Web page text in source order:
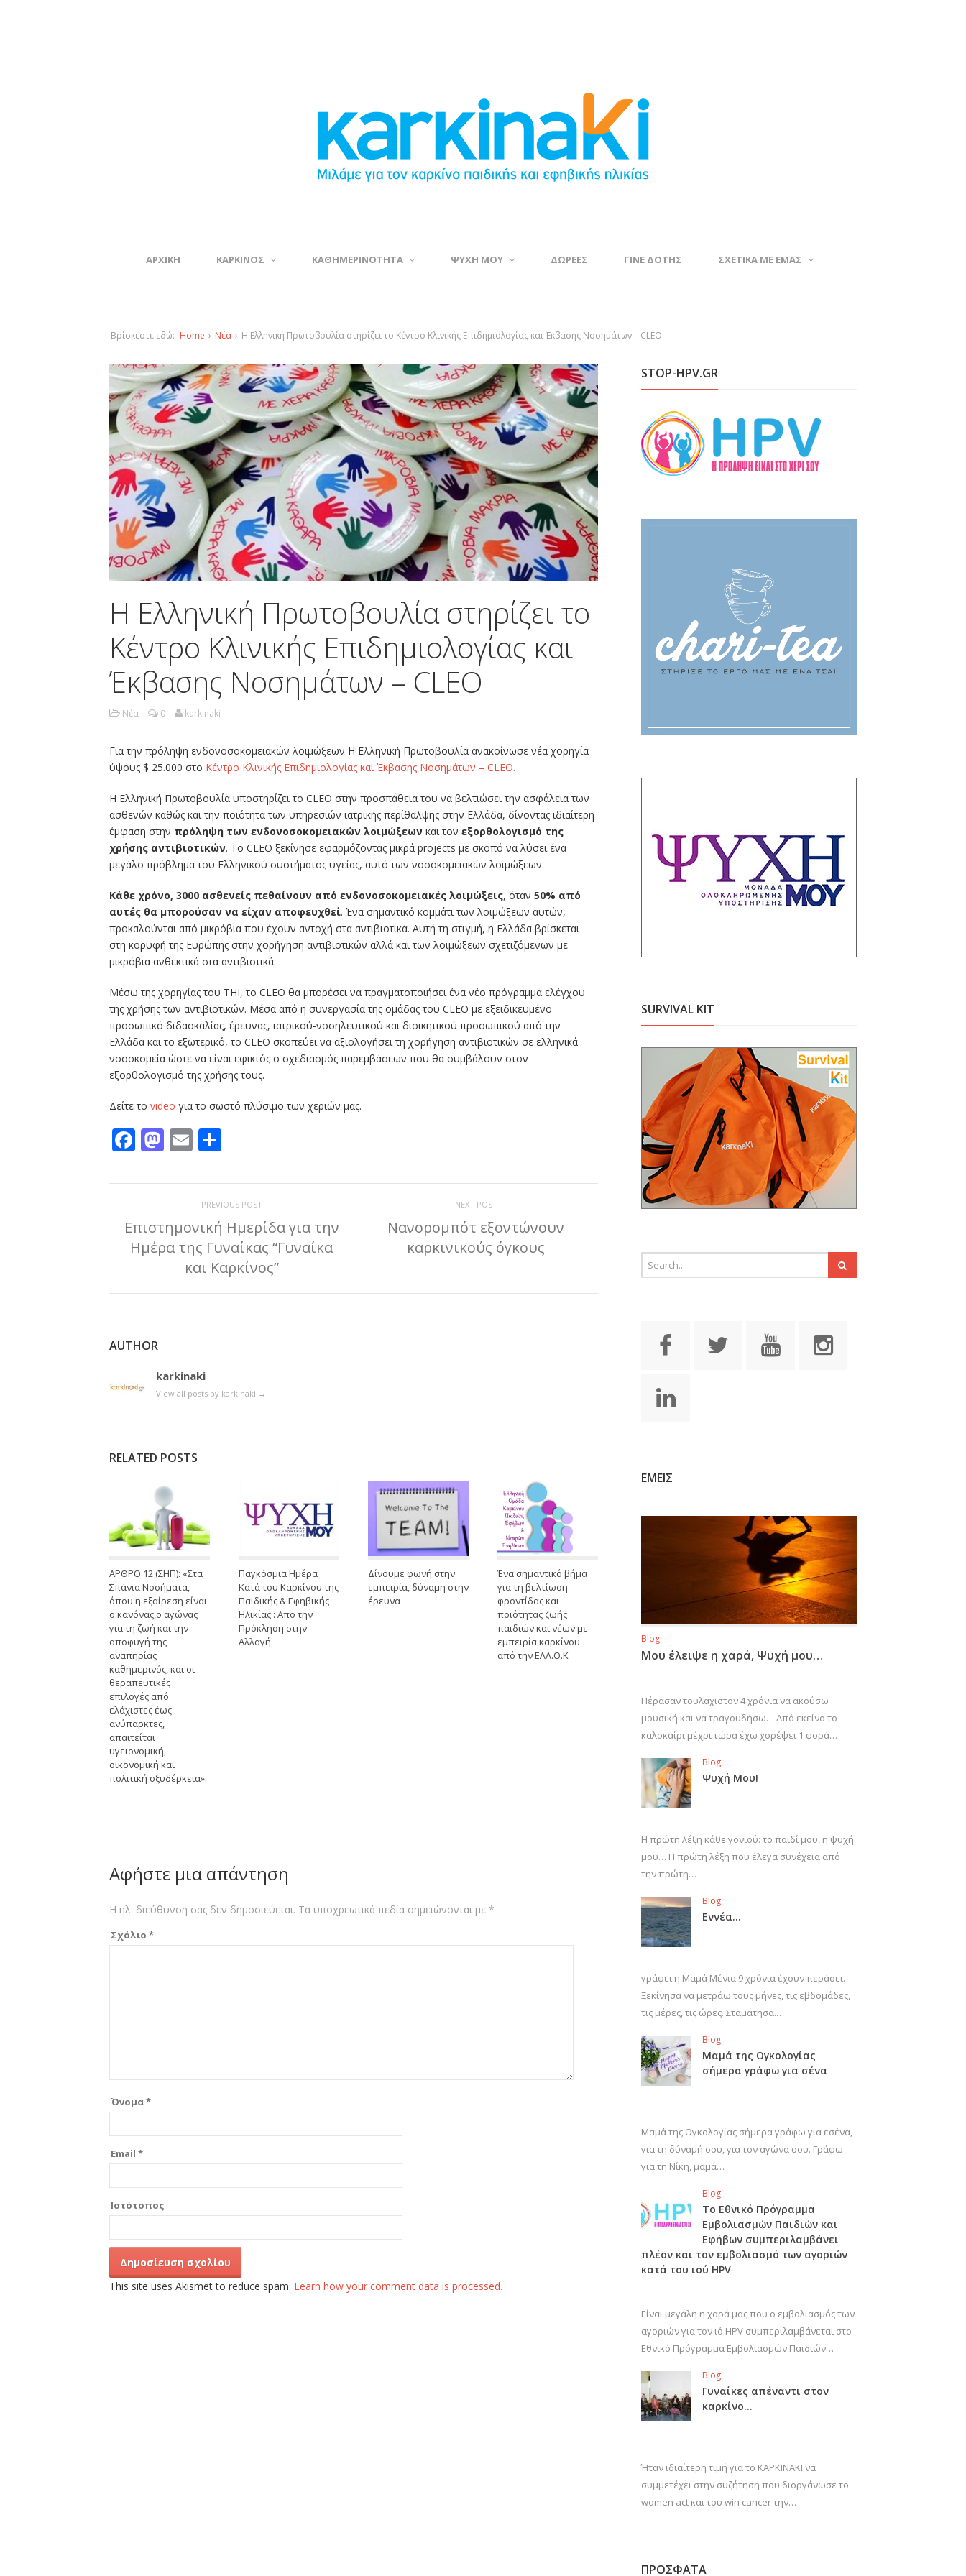
ΑΡΧΙΚΗ ΚΑΡΚΙΝΟΣ ΚΑΘΗΜΕΡΙΝΟΤΗΤΑ ΨΥΧΗ ΜΟΥ ΔΩΡΕΕΣ ΓΙΝΕ ΔΟΤΗΣ ΣΧΕΤΙΚΑ ΜΕ ΕΜΑΣ
Βρίσκεστε εδώ: Home › Νέα › Η Ελληνική Πρωτοβουλία στηρίζει το Κέντρο Κλινικής Επιδημιολογίας και Έκβασης Νοσημάτων – CLEO
Η Ελληνική Πρωτοβουλία στηρίζει το
Κέντρο Κλινικής Επιδημιολογίας και
Έκβασης Νοσημάτων – CLEO
Νέα 0 karkinaki
Για την πρόληψη ενδονοσοκομειακών λοιμώξεων Η Ελληνική Πρωτοβουλία ανακοίνωσε νέα χορηγία
ύψους $ 25.000 στο Κέντρο Κλινικής Επιδημιολογίας και Έκβασης Νοσημάτων – CLEO.
Η Ελληνική Πρωτοβουλία υποστηρίζει το CLEO στην προσπάθεια του να βελτιώσει την ασφάλεια των
ασθενών καθώς και την ποιότητα των υπηρεσιών ιατρικής περίθαλψης στην Ελλάδα, δίνοντας ιδιαίτερη
έμφαση στην πρόληψη των ενδονοσοκομειακών λοιμώξεων και τον εξορθολογισμό της
χρήσης αντιβιοτικών. Το CLEO ξεκίνησε εφαρμόζοντας μικρά projects με σκοπό να λύσει ένα
μεγάλο πρόβλημα του Ελληνικού συστήματος υγείας, αυτό των νοσοκομειακών λοιμώξεων.
Κάθε χρόνο, 3000 ασθενείς πεθαίνουν από ενδονοσοκομειακές λοιμώξεις, όταν 50% από
αυτές θα μπορούσαν να είχαν αποφευχθεί. Ένα σημαντικό κομμάτι των λοιμώξεων αυτών,
προκαλούνται από μικρόβια που έχουν αντοχή στα αντιβιοτικά. Αυτή τη στιγμή, η Ελλάδα βρίσκεται
στη κορυφή της Ευρώπης στην χορήγηση αντιβιοτικών αλλά και των λοιμώξεων σχετιζόμενων με
μικρόβια ανθεκτικά στα αντιβιοτικά.
Μέσω της χορηγίας του ΤΗΙ, το CLEO θα μπορέσει να πραγματοποιήσει ένα νέο πρόγραμμα ελέγχου
της χρήσης των αντιβιοτικών. Μέσα από η συνεργασία της ομάδας του CLEO με εξειδικευμένο
προσωπικό διδασκαλίας, έρευνας, ιατρικού-νοσηλευτικού και διοικητικού προσωπικού από την
Ελλάδα και το εξωτερικό, το CLEO σκοπεύει να αξιολογήσει τη χορήγηση αντιβιοτικών σε ελληνικά
νοσοκομεία ώστε να είναι εφικτός ο σχεδιασμός παρεμβάσεων που θα συμβάλουν στον
εξορθολογισμό της χρήσης τους.
Δείτε το video για το σωστό πλύσιμο των χεριών μας.
Facebook
Mastodon
Email
PREVIOUS POST
Επιστημονική Ημερίδα για την
Ημέρα της Γυναίκας “Γυναίκα
και Καρκίνος”
NEXT POST
Νανορομπότ εξοντώνουν
καρκινικούς όγκους
AUTHOR
karkinaki
View all posts by karkinaki →
RELATED POSTS
ΑΡΘΡΟ 12 (ΣΗΠ): «Στα
Σπάνια Νοσήματα,
όπου η εξαίρεση είναι
ο κανόνας,ο αγώνας
για τη ζωή και την
αποφυγή της
αναπηρίας
καθημερινός, και οι
θεραπευτικές
επιλογές από
ελάχιστες έως
ανύπαρκτες,
απαιτείται
υγειονομική,
οικονομική και
πολιτική οξυδέρκεια».
Παγκόσμια Ημέρα
Κατά του Καρκίνου της
Παιδικής & Εφηβικής
Ηλικίας : Απο την
Πρόκληση στην
Αλλαγή
Δίνουμε φωνή στην
εμπειρία, δύναμη στην
έρευνα
Ένα σημαντικό βήμα
για τη βελτίωση
φροντίδας και
ποιότητας ζωής
παιδιών και νέων με
εμπειρία καρκίνου
από την ΕΛΛ.Ο.Κ
Αφήστε μια απάντηση
Η ηλ. διεύθυνση σας δεν δημοσιεύεται. Τα υποχρεωτικά πεδία σημειώνονται με *
Σχόλιο *
Όνομα*
Email *
Ιστότοπος
This site uses Akismet to reduce spam. Learn how your comment data is processed.
STOP-HPV.GR
SURVIVAL KIT
ΕΜΕΙΣ
Blog
Μου έλειψε η χαρά, Ψυχή μου…
Πέρασαν τουλάχιστον 4 χρόνια να ακούσω
μουσική και να τραγουδήσω… Από εκείνο το
καλοκαίρι μέχρι τώρα έχω χορέψει 1 φορά…
Blog
Ψυχή Μου!
Η πρώτη λέξη κάθε γονιού: το παιδί μου, η ψυχή
μου… Η πρώτη λέξη που έλεγα συνέχεια από
την πρώτη…
Blog
Εννέα…
γράφει η Μαμά Μένια 9 χρόνια έχουν περάσει.
Ξεκίνησα να μετράω τους μήνες, τις εβδομάδες,
τις μέρες, τις ώρες. Σταμάτησα.…
Blog
Μαμά της Ογκολογίας
σήμερα γράφω για σένα
Μαμά της Ογκολογίας σήμερα γράφω για εσένα,
για τη δύναμή σου, για τον αγώνα σου. Γράφω
για τη Νίκη, μαμά…
Blog
Το Εθνικό Πρόγραμμα
Εμβολιασμών Παιδιών και
Εφήβων συμπεριλαμβάνει
πλέον και τον εμβολιασμό των αγοριών
κατά του ιού HPV
Είναι μεγάλη η χαρά μας που ο εμβολιασμός των
αγοριών για τον ιό HPV συμπεριλαμβάνεται στο
Εθνικό Πρόγραμμα Εμβολιασμών Παιδιών…
Blog
Γυναίκες απέναντι στον
καρκίνο…
Ήταν ιδιαίτερη τιμή για το ΚΑΡΚΙΝΑΚΙ να
συμμετέχει στην συζήτηση που διοργάνωσε το
women act και του win cancer την…
ΠΡΟΣΦΑΤΑ